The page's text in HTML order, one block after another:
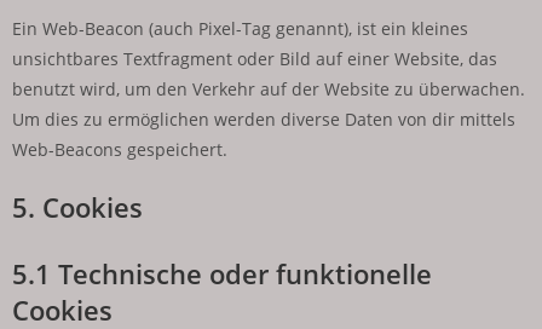
Ein Web-Beacon (auch Pixel-Tag genannt), ist ein kleines
unsichtbares Textfragment oder Bild auf einer Website, das
benutzt wird, um den Verkehr auf der Website zu überwachen.
Um dies zu ermöglichen werden diverse Daten von dir mittels
Web-Beacons gespeichert.
5. Cookies
5.1 Technische oder funktionelle
Cookies